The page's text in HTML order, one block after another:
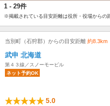
1 - 29件
※掲載されている目安距離は役所・役場からの
当別町（石狩郡）からの目安距離 約8.3km
武申 北海道
第４３線／スノーモービル
ネット予約OK
5.0